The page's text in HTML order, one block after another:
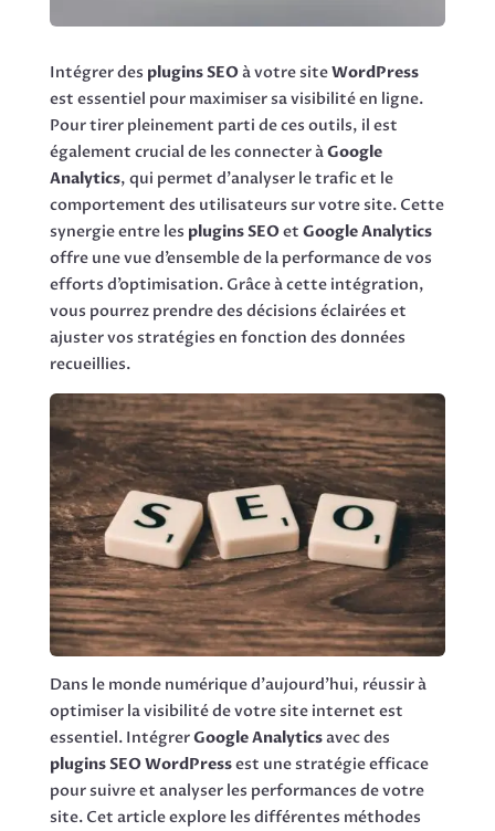
Intégrer des plugins SEOà votre siteWordPress
est essentiel pour maximiser sa visibilité en ligne.
Pour tirer pleinement parti de ces outils, il est
également crucial de les connecter àGoogle
Analytics, qui permet d’analyser le trafic et le
comportement des utilisateurs sur votre site. Cette
synergie entre les plugins SEOet Google Analytics
offre une vue d’ensemble de la performance de vos
efforts d’optimisation. Grâce à cette intégration,
vous pourrez prendre des décisions éclairées et
ajuster vos stratégies en fonction des données
recueillies.
Dans le monde numérique d’aujourd’hui, réussir à
optimiser la visibilité de votre site internet est
essentiel. IntégrerGoogle Analyticsavec des
plugins SEO WordPressest une stratégie efficace
pour suivre et analyser les performances de votre
site. Cet article explore les différentes méthodes